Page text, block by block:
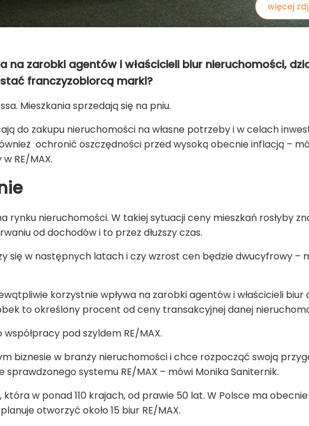
więcej
na zarobki agentów i właścicieli biur nieruchomości,
franczyzobiorcą marki?
Mieszkania sprzedają się na pniu.
do zakupu nieruchomości na własne potrzeby i w celach
ochronić oszczędności przed wysoką obecnie inflacją –
RE/MAX.
rynku nieruchomości. W takiej sytuacji ceny mieszkań rosłyby
od dochodów i to przez dłuższy czas.
się w następnych latach i czy wzrost cen będzie dwucyfrowy –
korzystnie wpływa na zarobki agentów i właścicieli biur
to określony procent od ceny transakcyjnej danej
pod szyldem RE/MAX.
biznesie w branży nieruchomości i chce rozpocząć swoją
systemu RE/MAX – mówi Monika Saniternik.
w ponad 110 krajach, od prawie 50 lat. W Polsce ma
otworzyć około 15 biur RE/MAX.